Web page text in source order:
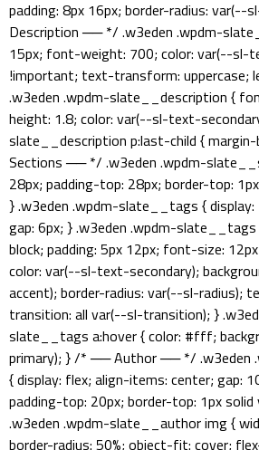
padding: 8px 16px; border-radius:
Description ── */ .w3eden .wpdm-
15px; font-weight: 700; color: var(--sl-
!important; text-transform: uppercase;
.w3eden .wpdm-slate__description {
height: 1.8; color: var(--sl-text-
slate__description p:last-child {
Sections ── */ .w3eden .wpdm-
28px; padding-top: 28px; border-top:
} .w3eden .wpdm-slate__tags {
gap: 6px; } .w3eden .wpdm-slate__tags
block; padding: 5px 12px; font-size:
color: var(--sl-text-secondary);
accent); border-radius: var(--sl-radius);
transition: all var(--sl-transition); }
slate__tags a:hover { color: #fff;
primary); } /* ── Author ── */ .w3eden
{ display: flex; align-items: center; gap:
padding-top: 20px; border-top: 1px
.w3eden .wpdm-slate__author img {
border-radius: 50%; object-fit: cover;